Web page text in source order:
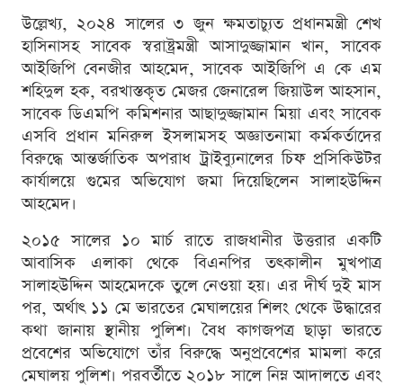
উল্লেখ্য, ২০২৪ সালের ৩ জুন ক্ষমতাচ্যুত প্রধানমন্ত্রী শেখ
হাসিনাসহ সাবেক স্বরাষ্ট্রমন্ত্রী আসাদুজ্জামান খান, সাবেক
আইজিপি বেনজীর আহমেদ, সাবেক আইজিপি এ কে এম
শহিদুল হক, বরখাস্তকৃত মেজর জেনারেল জিয়াউল আহসান,
সাবেক ডিএমপি কমিশনার আছাদুজ্জামান মিয়া এবং সাবেক
এসবি প্রধান মনিরুল ইসলামসহ অজ্ঞাতনামা কর্মকর্তাদের
বিরুদ্ধে আন্তর্জাতিক অপরাধ ট্রাইব্যুনালের চিফ প্রসিকিউটর
কার্যালয়ে গুমের অভিযোগ জমা দিয়েছিলেন সালাহউদ্দিন
আহমেদ।
২০১৫ সালের ১০ মার্চ রাতে রাজধানীর উত্তরার একটি
আবাসিক এলাকা থেকে বিএনপির তৎকালীন মুখপাত্র
সালাহউদ্দিন আহমেদকে তুলে নেওয়া হয়। এর দীর্ঘ দুই মাস
পর, অর্থাৎ ১১ মে ভারতের মেঘালয়ের শিলং থেকে উদ্ধারের
কথা জানায় স্থানীয় পুলিশ। বৈধ কাগজপত্র ছাড়া ভারতে
প্রবেশের অভিযোগে তাঁর বিরুদ্ধে অনুপ্রবেশের মামলা করে
মেঘালয় পুলিশ। পরবর্তীতে ২০১৮ সালে নিম্ন আদালতে এবং